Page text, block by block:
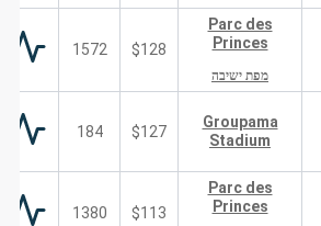
Parc des
Princes
מפת ישיבה
$128
1572
Groupama
Stadium
$127
184
Parc des
Princes
$113
1380